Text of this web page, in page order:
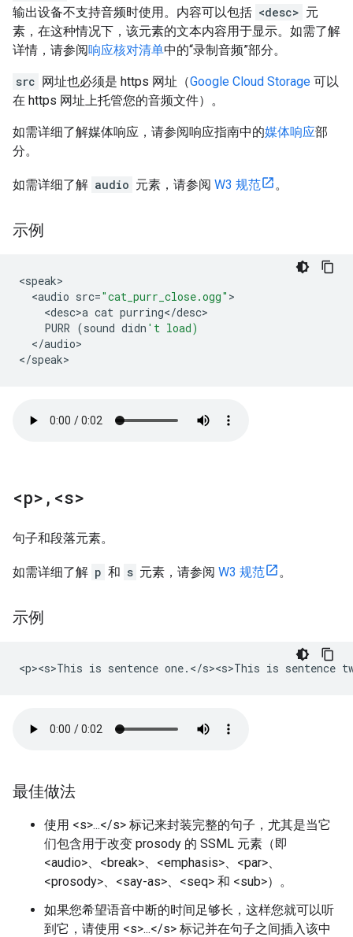
输出设备不支持音频时使用。内容可以包括 <desc> 元
素，在这种情况下，该元素的文本内容用于显示。如需了解
详情，请参阅响应核对清单中的“录制音频”部分。
src 网址也必须是 https 网址（Google Cloud Storage 可以
在 https 网址上托管您的音频文件）。
如需详细了解媒体响应，请参阅响应指南中的媒体响应部
分。
如需详细了解 audio 元素，请参阅 W3 规范 。
示例
<speak
<audio src="cat_purr_close.ogg"
<desc>a cat purring</desc
PURR (sound didn 't load)
</audio>
</speak>
<p> , <s>
句子和段落元素。
如需详细了解 p 和 s 元素，请参阅 W3 规范 。
示例
<p><s>This is sentence one.</s><s>This is sentence
最佳做法
使用 <s>...</s> 标记来封装完整的句子，尤其是当它
们包含用于改变 prosody 的 SSML 元素（即
<audio>、<break>、<emphasis>、<par>、
<prosody>、<say-as>、<seq> 和 <sub>）。
如果您希望语音中断的时间足够长，这样您就可以听
到它，请使用 <s>...</s> 标记并在句子之间插入该中